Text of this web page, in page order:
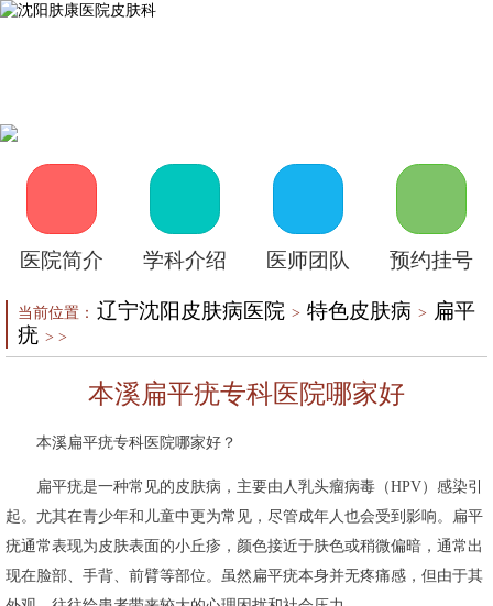
医院简介 学科介绍 医师团队 预约挂号
当前位置： 辽宁沈阳皮肤病医院 > 特色皮肤病 >
扁平
疣 > >
本溪扁平疣专科医院哪家好
本溪扁平疣专科医院哪家好？
扁平疣是一种常见的皮肤病，主要由人乳头瘤病毒（HPV）感染引
起。尤其在青少年和儿童中更为常见，尽管成年人也会受到影响。扁平
疣通常表现为皮肤表面的小丘疹，颜色接近于肤色或稍微偏暗，通常出
现在脸部、手背、前臂等部位。虽然扁平疣本身并无疼痛感，但由于其